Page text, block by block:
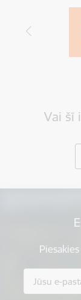
Vai šī